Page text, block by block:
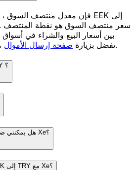
بين أسعار البيع والشراء في أسواق
تكلفة هذا التحويل مع Xe، تفضل بزيارة صفحة إرسال الأموال .
كم سعر 1,000 EEK في TRY ؟
هل يمكنني ضبط تنبيهات الأسعار باستخدام Xe؟
هل يمكنني إرسال 1,000 EEK إلى TRY مع Xe؟